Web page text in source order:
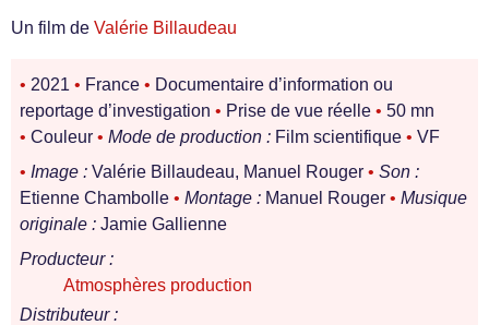
Un film de Valérie Billaudeau
• 2021 • France • Documentaire d’information ou
reportage d’investigation • Prise de vue réelle • 50 mn
• Couleur • Mode de production : Film scientifique • VF
• Image : Valérie Billaudeau, Manuel Rouger • Son :
Etienne Chambolle • Montage : Manuel Rouger • Musique
originale : Jamie Gallienne
Producteur :
Atmosphères production
Distributeur :